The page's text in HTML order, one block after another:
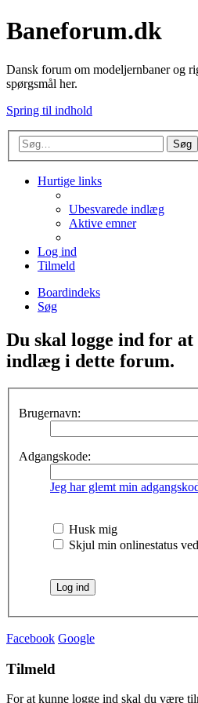
Baneforum.dk
Dansk forum om modeljernbaner og
spørgsmål her.
Spring til indhold
Søg
Hurtige links
Ubesvarede indlæg
Aktive emner
Log ind
Tilmeld
Boardindeks
Søg
Du skal logge ind for
indlæg i dette forum.
Brugernavn:
Adgangskode:
Jeg har glemt min
Husk mig
Skjul min onlinestatus
Facebook Google
Tilmeld
For at kunne logge ind skal du være